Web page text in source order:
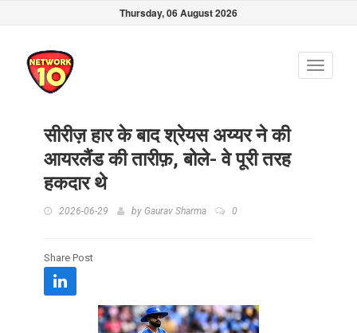
Thursday, 06 August 2026
Toggle
सीरीज़ हार के बाद श्रेयस अय्यर ने की
आयरलैंड की तारीफ़, बोले- वे पूरी तरह
हकदार थे
2026-06-29 by Gaurav Sharma 0
Share Post